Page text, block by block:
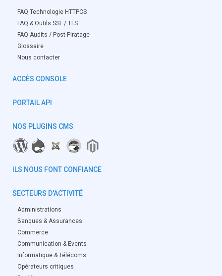
FAQ Technologie HTTPCS
FAQ & Outils SSL / TLS
FAQ Audits / Post-Piratage
Glossaire
Nous contacter
ACCÈS CONSOLE
PORTAIL API
NOS PLUGINS CMS
ILS NOUS FONT CONFIANCE
SECTEURS D'ACTIVITÉ
Administrations
Banques & Assurances
Commerce
Communication & Events
Informatique & Télécoms
Opérateurs critiques